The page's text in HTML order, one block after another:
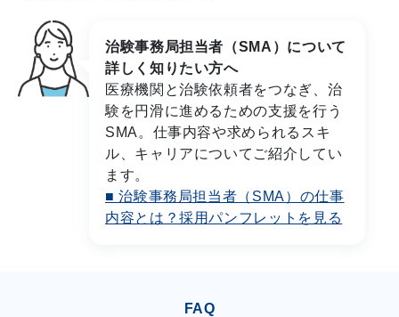
治験事務局担当者（SMA）について
詳しく知りたい方へ
医療機関と治験依頼者をつなぎ、治
験を円滑に進めるための支援を行う
SMA。仕事内容や求められるスキ
ル、キャリアについてご紹介してい
ます。
■ 治験事務局担当者（SMA）の仕事
内容とは？採用パンフレットを見る
FAQ